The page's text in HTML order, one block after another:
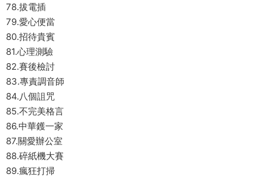
78.拔電插
79.愛心便當
80.招待貴賓
81.心理測驗
82.賽後檢討
83.專責調音師
84.八個詛咒
85.不完美格言
86.中華鑊一家
87.關愛辦公室
88.碎紙機大賽
89.瘋狂打掃